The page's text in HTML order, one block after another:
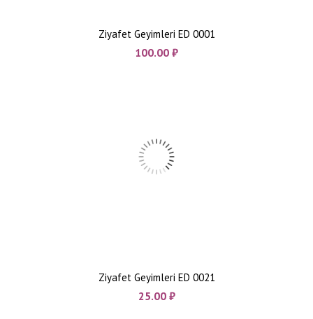
Ziyafet Geyimleri ED 0001
100.00 ₼
Ziyafet Geyimleri ED 0021
25.00 ₼